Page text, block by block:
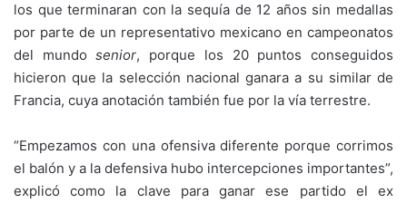
los que terminaran con la sequía de 12 años sin medallas
por parte de un representativo mexicano en campeonatos
del mundosenior, porque los 20 puntos conseguidos
hicieron que la selección nacional ganara a su similar de
Francia, cuya anotación también fue por la vía terrestre.
“Empezamos con una ofensiva diferente porque corrimos
el balón y a la defensiva hubo intercepciones importantes”,
explicó como la clave para ganar ese partido el ex